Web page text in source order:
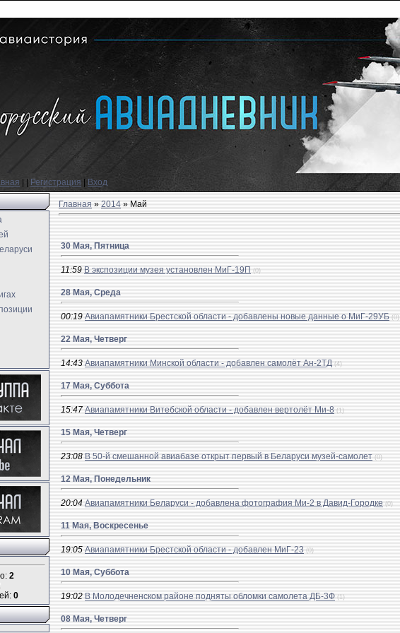
Регистрация
Вход
2
0
Главная»2014 » Май
30 Мая, Пятница
11:59 В экспозиции музея установлен МиГ-19П (0)
28 Мая, Среда
00:19 Авиапамятники Брестской области - добавлены новые данные о МиГ-29УБ (0)
22 Мая, Четверг
14:43 Авиапамятники Минской области - добавлен самолёт Ан-2ТД (4)
17 Мая, Суббота
15:47 Авиапамятники Витебской области - добавлен вертолёт Ми-8 (1)
15 Мая, Четверг
23:08 В 50‑й смешанной авиабазе открыт первый в Беларуси музей-самолет (0)
12 Мая, Понедельник
20:04 Авиапамятники Беларуси - добавлена фотография Ми-2 в Давид-Городке (0)
11 Мая, Воскресенье
19:05 Авиапамятники Брестской области - добавлен МиГ-23 (0)
10 Мая, Суббота
19:02 В Молодечненском районе подняты обломки самолета ДБ-3Ф (1)
08 Мая, Четверг